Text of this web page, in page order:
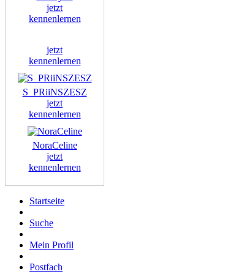
jetzt
kennenlernen
jetzt
kennenlernen
S_PRiiNSZESZ
jetzt
kennenlernen
NoraCeline
jetzt
kennenlernen
Startseite
Suche
Mein Profil
Postfach